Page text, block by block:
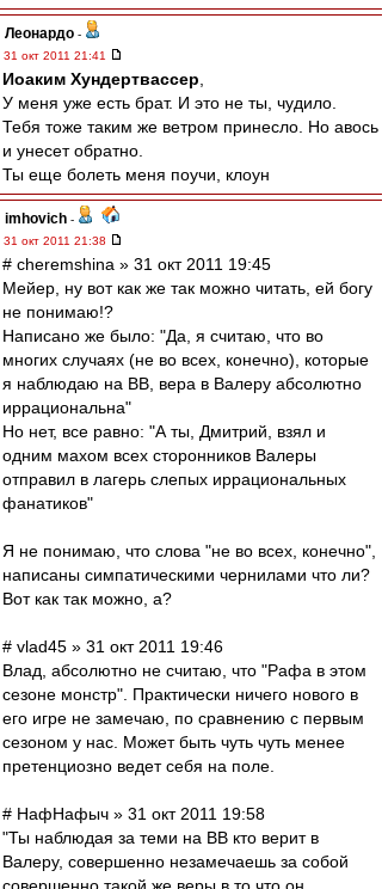
Леонардо -
31 окт 2011 21:41
Иоаким Хундертвассер
У меня уже есть брат. И это не ты, чудило.
Тебя тоже таким же ветром принесло. Но авось
и унесет обратно.
Ты еще болеть меня поучи, клоун
imhovich -
31 окт 2011 21:38
# cheremshina » 31 окт 2011 19:45
Мейер, ну вот как же так можно читать, ей богу
не понимаю!?
Написано же было: "Да, я считаю, что во
многих случаях (не во всех, конечно), которые
я наблюдаю на ВВ, вера в Валеру абсолютно
иррациональна"
Но нет, все равно: "А ты, Дмитрий, взял и
одним махом всех сторонников Валеры
отправил в лагерь слепых иррациональных
фанатиков"
Я не понимаю, что слова "не во всех, конечно",
написаны симпатическими чернилами что ли?
Вот как так можно, а?
# vlad45 » 31 окт 2011 19:46
Влад, абсолютно не считаю, что "Рафа в этом
сезоне монстр". Практически ничего нового в
его игре не замечаю, по сравнению с первым
сезоном у нас. Может быть чуть чуть менее
претенциозно ведет себя на поле.
# НафНафыч » 31 окт 2011 19:58
"Ты наблюдая за теми на ВВ кто верит в
Валеру, совершенно незамечаешь за собой